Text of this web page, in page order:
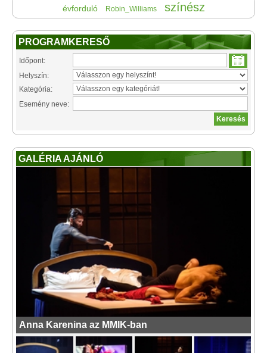
évforduló Robin_Williams színész
PROGRAMKERESŐ
Időpont:
Helyszín:
Kategória:
Esemény neve:
GALÉRIA AJÁNLÓ
Anna Karenina az MMIK-ban